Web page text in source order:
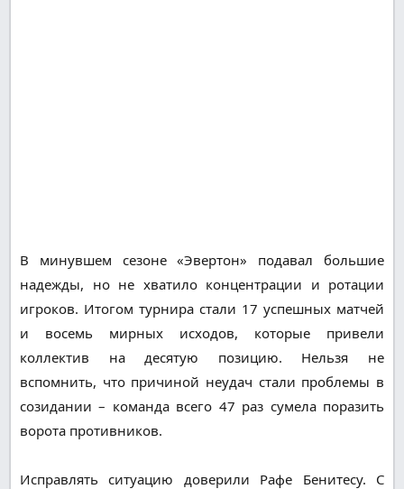
В минувшем сезоне «Эвертон» подавал большие
надежды, но не хватило концентрации и ротации
игроков. Итогом турнира стали 17 успешных матчей
и восемь мирных исходов, которые привели
коллектив на десятую позицию. Нельзя не
вспомнить, что причиной неудач стали проблемы в
созидании – команда всего 47 раз сумела поразить
ворота противников.
Исправлять ситуацию доверили Рафе Бенитесу. С